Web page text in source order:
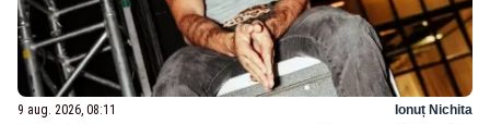
9 aug. 2026, 08:11 Ionuț Nichita